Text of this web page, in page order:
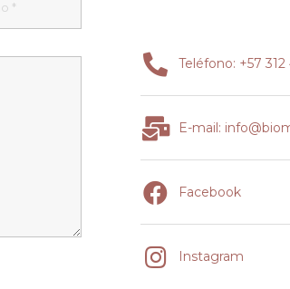
Teléfono: +57 312
E-mail:
Facebook
Instagram